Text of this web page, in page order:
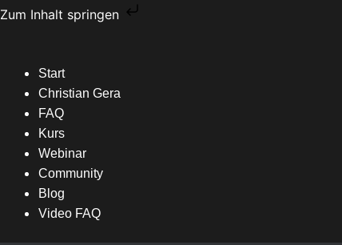
Zum Inhalt springen
Zum
Start
Christian Gera
FAQ
Kurs
Webinar
Community
Blog
Video FAQ